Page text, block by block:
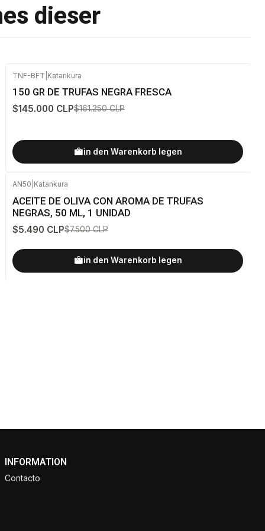
dieser
TNF-BFT Katankura
150 GR DE TRUFAS NEGRA FRESCA
$145.000 CLP$161.250 CLP
in den Warenkorb legen
AN50 Katankura
ACEITE DE OLIVA CON AROMA DE TRUFAS
NEGRAS, 50 ML, 1 UNIDAD
$5.490 CLP$7.500 CLP
in den Warenkorb legen
INFORMATION
Contacto